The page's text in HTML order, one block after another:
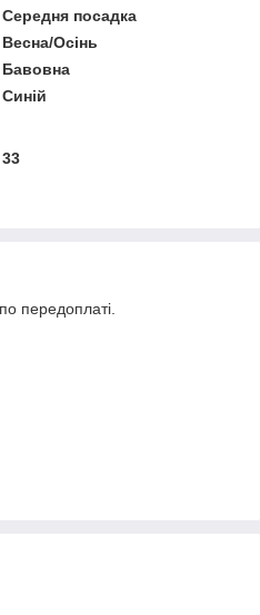
Середня посадка
Весна/Осінь
Бавовна
Синій
33
передоплаті.